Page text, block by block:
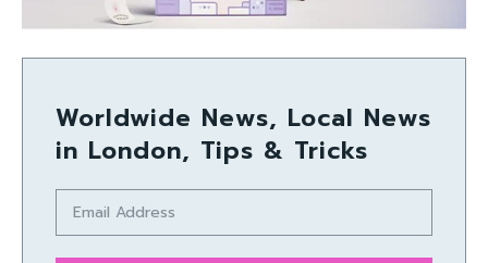
Worldwide News, Local News
in London, Tips & Tricks